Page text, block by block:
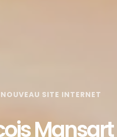
SITE INTERNET
Mansart